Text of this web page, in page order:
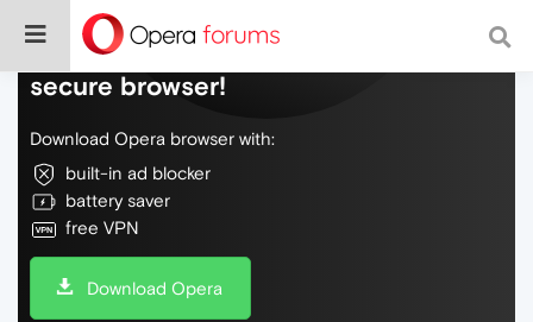
Do more on the web, with a fast and
secure browser!
Download Opera browser with:
built-in ad blocker
battery saver
free VPN
Download Opera